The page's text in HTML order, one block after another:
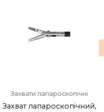
Захвати лапароскопічні
Захват лапароскопічний,